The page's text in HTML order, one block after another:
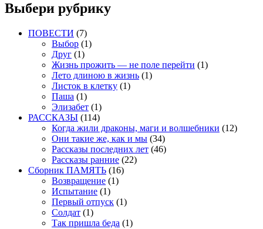
Выбери рубрику
ПОВЕСТИ (7)
Выбор (1)
Друг (1)
Жизнь прожить — не поле перейти (1)
Лето длиною в жизнь (1)
Листок в клетку (1)
Паша (1)
Элизабет (1)
РАССКАЗЫ (114)
Когда жили драконы, маги и волшебники (12)
Они такие же, как и мы (34)
Рассказы последних лет (46)
Рассказы ранние (22)
Сборник ПАМЯТЬ (16)
Возвращение (1)
Испытание (1)
Первый отпуск (1)
Солдат (1)
Так пришла беда (1)